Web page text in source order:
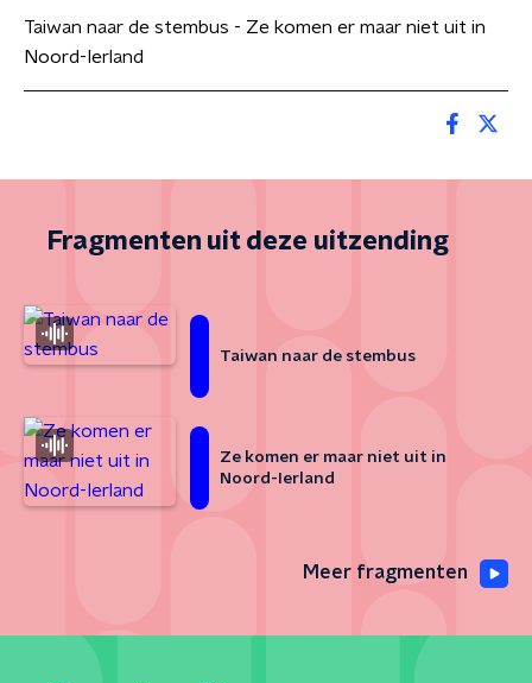
Taiwan naar de stembus - Ze komen er maar niet uit in
Noord-Ierland
Fragmenten uit deze uitzending
Taiwan naar de stembus
Ze komen er maar niet uit in
Noord-Ierland
Meer fragmenten